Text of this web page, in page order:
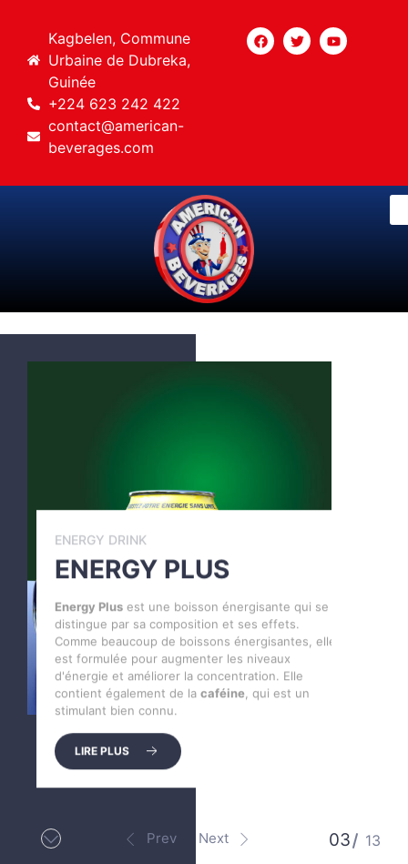
Kagbelen, Commune
Urbaine de Dubreka,
Guinée
+224 623 242 422
contact@american-
beverages.com
ENERGY DRINK
ENERGY PLUS
Energy Plus est une boisson énergisante qui se
distingue par sa composition et ses effets.
Comme beaucoup de boissons énergisantes, elle
est formulée pour augmenter les niveaux
d'énergie et améliorer la concentration. Elle
contient également de la caféine, qui est un
stimulant bien connu.
LIRE PLUS
Prev Next 03 13